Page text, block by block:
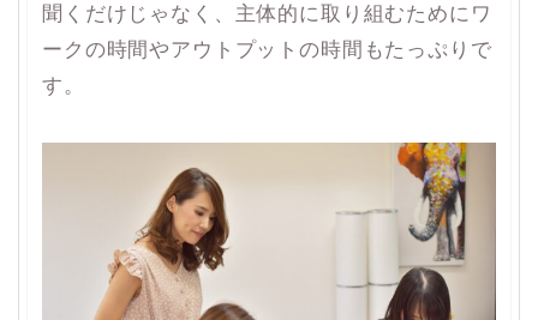
聞くだけじゃなく、主体的に取り組むためにワ
ークの時間やアウトプットの時間もたっぷりで
す。